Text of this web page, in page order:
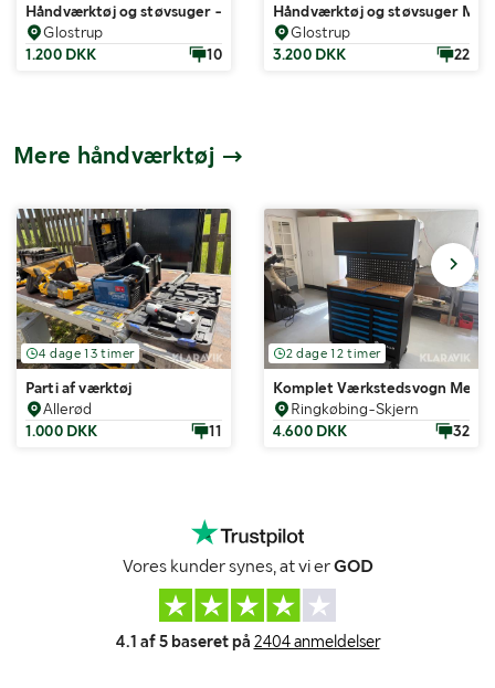
Håndværktøj og støvsuger - 1 palle
Glostrup
1.200 DKK
10
Håndværktøj og støvsuger
Glostrup
3.200 DKK
22
Mere håndværktøj
4 dage 13 timer
Parti af værktøj
Allerød
1.000 DKK
11
2 dage 12 timer
Komplet Værkstedsvogn
Ringkøbing-Skjern
4.600 DKK
32
Vores kunder synes, at vi erGOD
4.1 af 5 baseret på 2404 anmeldelser